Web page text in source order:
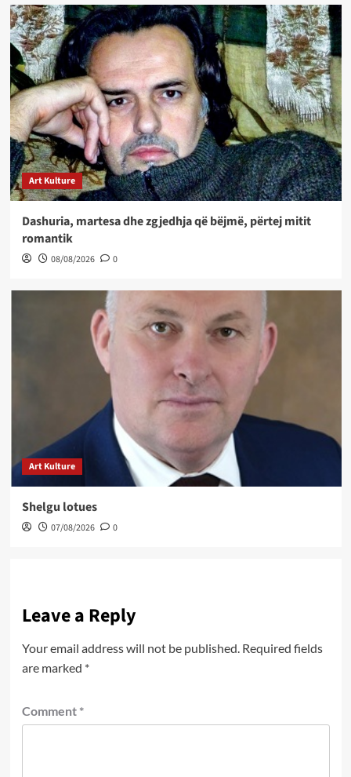
Art Kulture
Dashuria, martesa dhe zgjedhja që bëjmë, përtej mitit
romantik
08/08/2026 0
Art Kulture
Shelgu lotues
07/08/2026 0
Leave a Reply
Your email address will not be published. Required fields
are marked *
Comment *